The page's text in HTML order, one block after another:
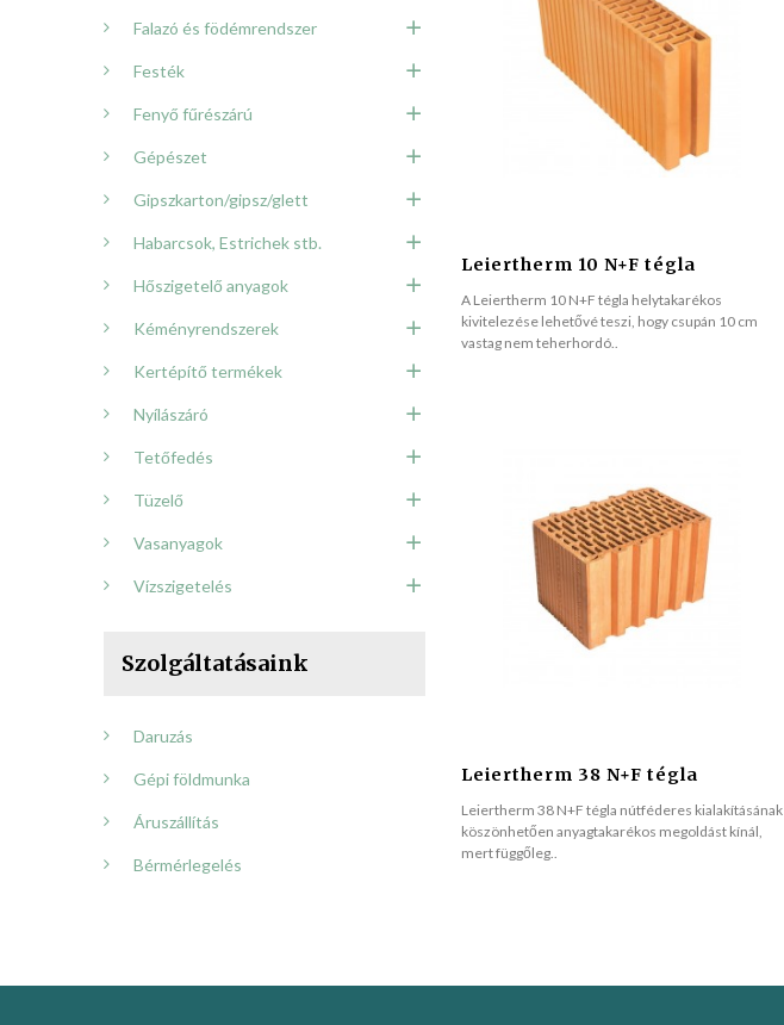
Falazó és födémrendszer
Festék
Fenyő fűrészárú
Gépészet
Gipszkarton/gipsz/glett
Habarcsok, Estrichek stb.
Hőszigetelő anyagok
Kéményrendszerek
Kertépítő termékek
Nyílászáró
Tetőfedés
Tüzelő
Vasanyagok
Vízszigetelés
Szolgáltatásaink
Daruzás
Gépi földmunka
Áruszállítás
Bérmérlegelés
Leiertherm 10 N+F tégla
A Leiertherm 10 N+F tégla helytakarékos
kivitelezése lehetővé teszi, hogy csupán 10 cm
vastag nem teherhordó..
Leiertherm 38 N+F tégla
Leiertherm 38 N+F tégla nútféderes kialakításának
köszönhetően anyagtakarékos megoldást kínál,
mert függőleg..